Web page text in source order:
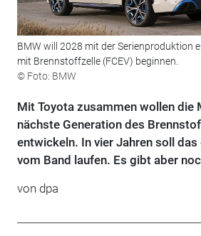
BMW will 2028 mit der Serienproduktion
mit Brennstoffzelle (FCEV) beginnen.
© Foto: BMW
Mit Toyota zusammen wollen die
nächste Generation des
entwickeln. In vier Jahren soll
vom Band laufen. Es gibt aber
von dpa